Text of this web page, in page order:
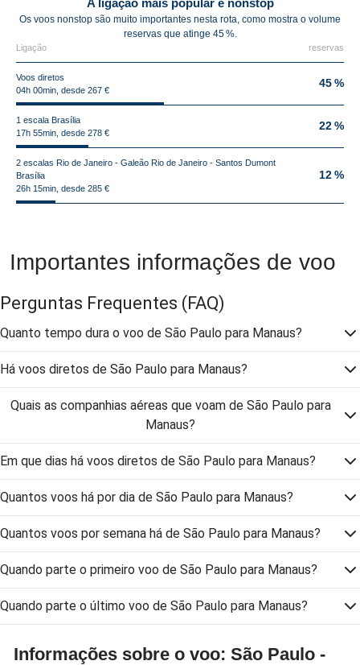
A ligação mais popular é nonstop
Os voos nonstop são muito importantes nesta rota, como mostra o volume
reservas que atinge 45 %.
Ligação reservas
Voos diretos
04h 00min, desde 267 €
45 %
1 escala Brasília
17h 55min, desde 278 €
22 %
2 escalas Rio de Janeiro - Galeão Rio de Janeiro - Santos Dumont
Brasília
26h 15min, desde 285 €
12 %
Importantes informações de voo
Perguntas Frequentes (FAQ)
Quanto tempo dura o voo de São Paulo para Manaus?
Há voos diretos de São Paulo para Manaus?
Quais as companhias aéreas que voam de São Paulo para
Manaus?
Em que dias há voos diretos de São Paulo para Manaus?
Quantos voos há por dia de São Paulo para Manaus?
Quantos voos por semana há de São Paulo para Manaus?
Quando parte o primeiro voo de São Paulo para Manaus?
Quando parte o último voo de São Paulo para Manaus?
Informações sobre o voo: São Paulo -